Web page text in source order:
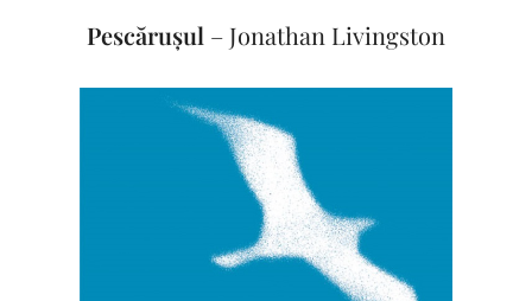
Pescărușul – Jonathan Livingston